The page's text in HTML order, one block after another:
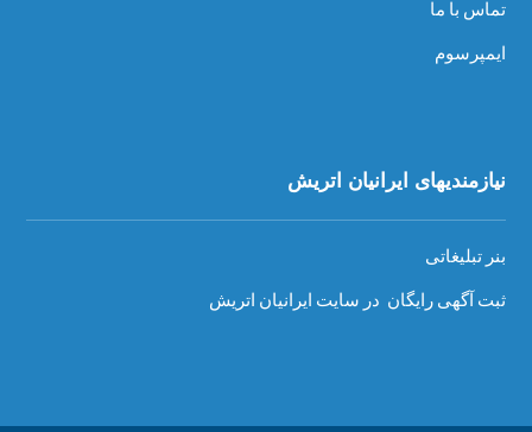
تماس با ما
ایمپرسوم
نیازمندیهای ایرانیان اتریش
بنر تبلیغاتی
ثبت آگهی رایگان در سایت ایرانیان اتریش